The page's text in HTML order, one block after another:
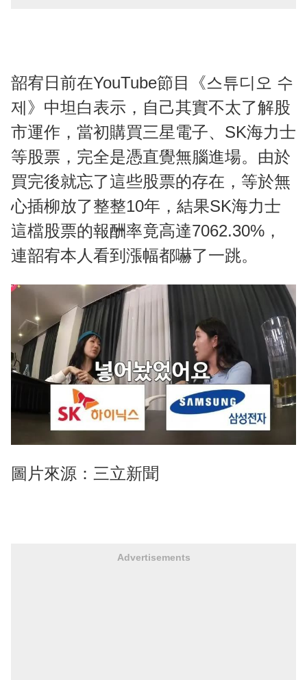
韶宥日前在YouTube節目《스튜디오 수
제》中坦白表示，自己其實不太了解股
市運作，當初購買三星電子、SK海力士
等股票，完全是憑直覺無腦進場。由於
買完後就忘了這些股票的存在，等於無
心插柳放了整整10年，結果SK海力士
這檔股票的報酬率竟高達7062.30%，
連韶宥本人看到漲幅都嚇了一跳。
圖片來源：三立新聞
Advertisements